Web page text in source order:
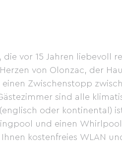
vor 15 Jahren liebevoll
von Olonzac, der
Zwischenstopp
sind alle
oder kontinental)
und einen
kostenfreies WLAN